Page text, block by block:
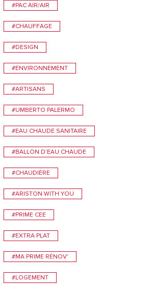
VISITE
#PAC AIR/AIR
#CHAUFFAGE
#DESIGN
#ENVIRONNEMENT
#ARTISANS
#UMBERTO PALERMO
#EAU CHAUDE SANITAIRE
#BALLON D'EAU CHAUDE
#CHAUDIÈRE
#ARISTON WITH YOU
#PRIME CEE
#EXTRA PLAT
#MA PRIME RÉNOV'
#LOGEMENT